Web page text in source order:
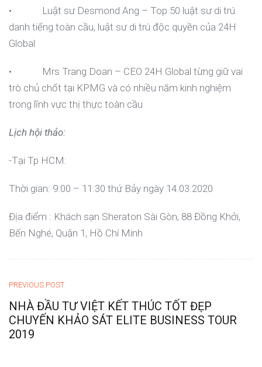
• Luật sư Desmond Ang – Top 50 luật sư di trú
danh tiếng toàn cầu, luật sư di trú độc quyền của 24H
Global
• Mrs Trang Doan – CEO 24H Global từng giữ vai
trò chủ chốt tại KPMG và có nhiều năm kinh nghiệm
trong lĩnh vực thị thực toàn cầu
Lịch hội thảo:
-Tại Tp HCM:
Thời gian: 9:00 – 11:30 thứ Bảy ngày 14.03.2020
Địa điểm : Khách sạn Sheraton Sài Gòn, 88 Đồng Khởi,
Bến Nghé, Quận 1, Hồ Chí Minh
PREVIOUS POST
NHÀ ĐẦU TƯ VIỆT KẾT THÚC TỐT ĐẸP
CHUYẾN KHẢO SÁT ELITE BUSINESS TOUR
2019